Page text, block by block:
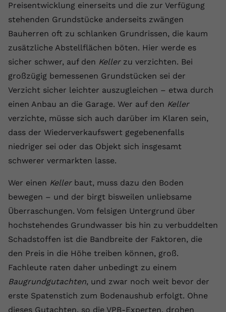
Preisentwicklung einerseits und die zur Verfügung
stehenden Grundstücke anderseits zwängen
Bauherren oft zu schlanken Grundrissen, die kaum
zusätzliche Abstellflächen böten. Hier werde es
sicher schwer, auf den Kellerzu verzichten. Bei
großzügig bemessenen Grundstücken sei der
Verzicht sicher leichter auszugleichen – etwa durch
einen Anbau an die Garage. Wer auf den Keller
verzichte, müsse sich auch darüber im Klaren sein,
dass der Wiederverkaufswert gegebenenfalls
niedriger sei oder das Objekt sich insgesamt
schwerer vermarkten lasse.
Wer einen Kellerbaut, muss dazu den Boden
bewegen – und der birgt bisweilen unliebsame
Überraschungen. Vom felsigen Untergrund über
hochstehendes Grundwasser bis hin zu verbuddelten
Schadstoffen ist die Bandbreite der Faktoren, die
den Preis in die Höhe treiben können, groß.
Fachleute raten daher unbedingt zu einem
Baugrundgutachten, und zwar noch weit bevor der
erste Spatenstich zum Bodenaushub erfolgt. Ohne
dieses Gutachten, so die VPB-Experten, drohen
Anbieter VPB.de
Zweck
Dieses Cookie wird verwendet, um die
Speicherung von
Zweck
Tracking-Informationen zu sammeln,
indem es eine eindeutige ID zum
Einbetten von Videos auf der Website
setzt.
Name CONSENT
Laufzeit 2 Jahre
Zweck
YouTube setzt dieses Cookie über
eingebettete YouTube-Videos und
registriert anonyme statistische Daten.
Name yt-remote-device-id
Youtube.com
Laufzeit Session
Zweck
Videopräferenzen des Benutzers zu
speichern, der eingebettete YouTube-
Videos verwendet.